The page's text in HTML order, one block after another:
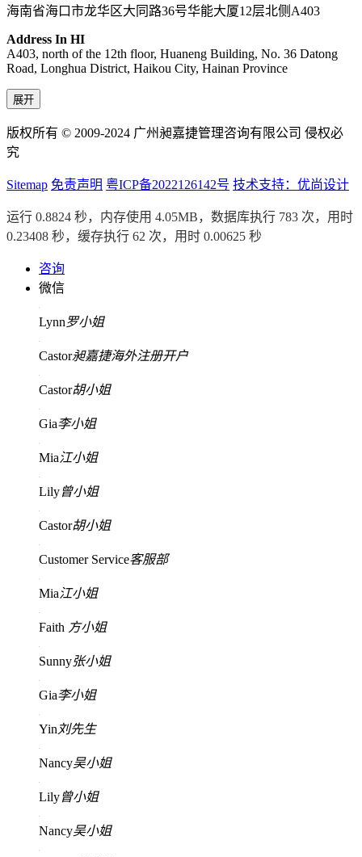
海南省海口市龙华区大同路36号华能大厦12层北侧A403
Address In HI
A403, north of the 12th floor, Huaneng Building, No. 36 Datong
Road, Longhua District, Haikou City, Hainan Province
展开
版权所有 © 2009-2024 广州昶嘉捷管理咨询有限公司 侵权必
究
Sitemap 免责声明 粤ICP备2022126142号 技术支持：优尚设计
运行 0.8824 秒，内存使用 4.05MB，数据库执行 783 次，用时
0.23408 秒，缓存执行 62 次，用时 0.00625 秒
咨询
微信
Lynn罗小姐
Castor昶嘉捷海外注册开户
Castor胡小姐
Gia李小姐
Mia江小姐
Lily曾小姐
Castor胡小姐
Customer Service客服部
Mia江小姐
Faith 方小姐
Sunny张小姐
Gia李小姐
Yin 刘先生
Nancy吴小姐
Lily曾小姐
Nancy吴小姐